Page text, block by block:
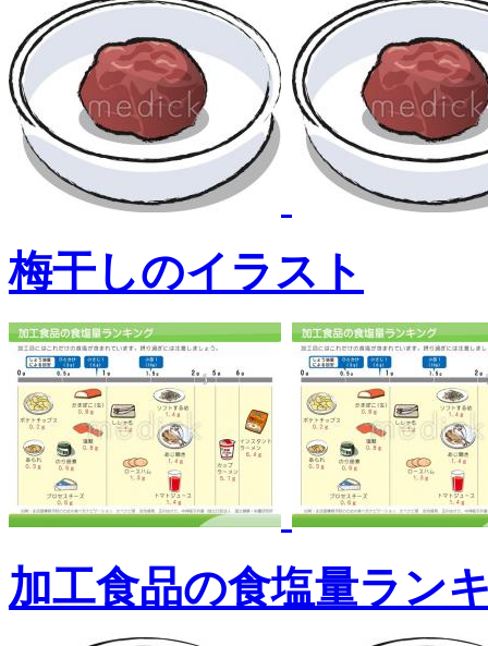
梅干しのイラスト
加工食品の食塩量ラン